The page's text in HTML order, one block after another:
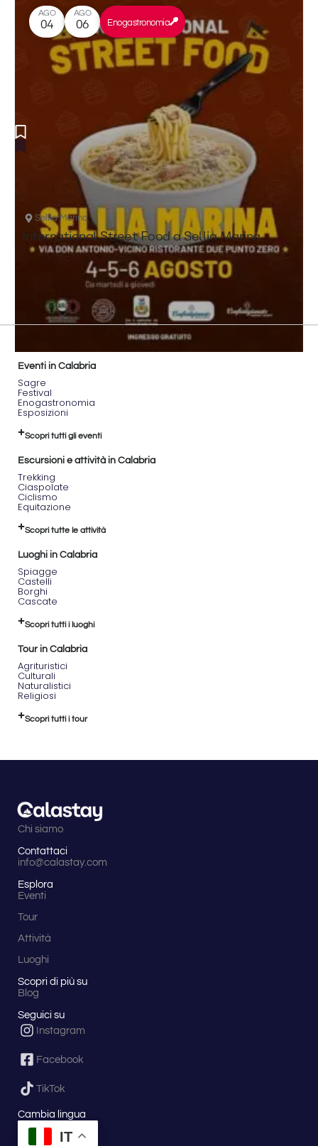
Sellia Marina
International Street Food a Sellia Marina
AGO
04
AGO
06 Enogastronomia
Eventi in Calabria
Sagre
Festival
Enogastronomia
Esposizioni
Scopri tutti gli eventi
Escursioni e attività in Calabria
Trekking
Ciaspolate
Ciclismo
Equitazione
Scopri tutte le attività
Luoghi in Calabria
Spiagge
Castelli
Borghi
Cascate
Scopri tutti i luoghi
Tour in Calabria
Agrituristici
Culturali
Naturalistici
Religiosi
Scopri tutti i tour
Chi siamo
Contattaci
info@calastay.com
Esplora
Eventi
Tour
Attività
Luoghi
Scopri di più su
Blog
Seguici su
Instagram
Facebook
TikTok
Cambia lingua
IT